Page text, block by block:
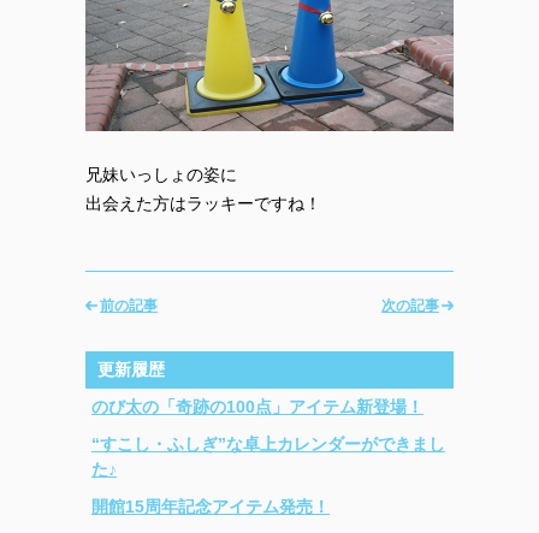
兄妹いっしょの姿に
出会えた方はラッキーですね！
次の記事
前の記事
更新履歴
のび太の「奇跡の100点」アイテム新登場！
“すこし・ふしぎ”な卓上カレンダーができまし
た♪
開館15周年記念アイテム発売！